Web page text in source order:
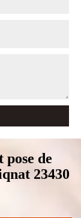
pose de
23430